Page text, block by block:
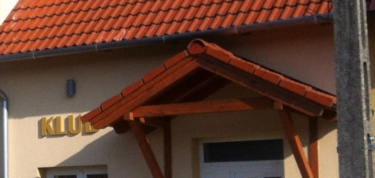
Szombathelyi
Kistérség Többcélú
Társulás
Intézményfenntartó
Társulás